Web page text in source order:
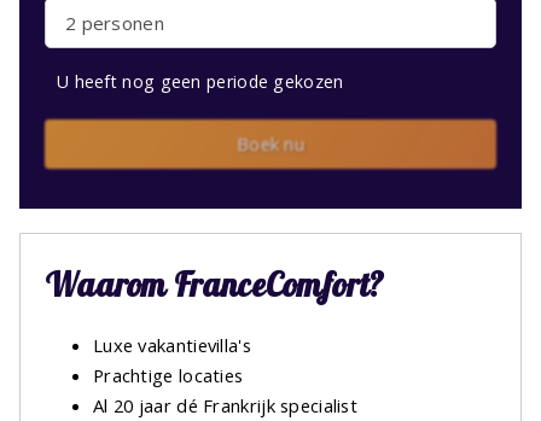
2 personen
U heeft nog geen periode gekozen
Boek nu
Waarom FranceComfort?
Luxe vakantievilla's
Prachtige locaties
Al 20 jaar dé Frankrijk specialist